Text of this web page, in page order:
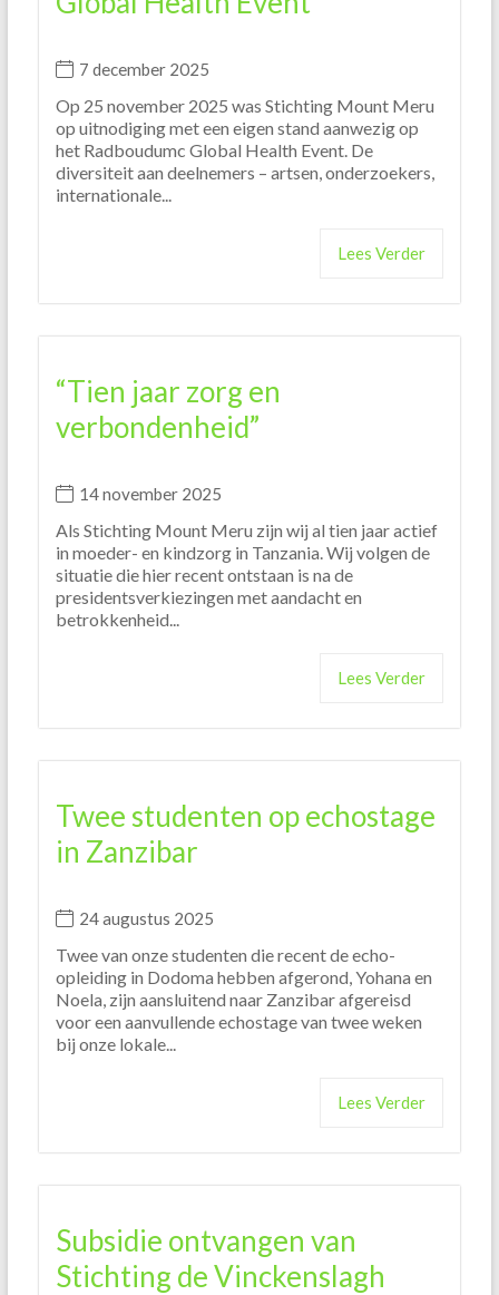
7 december 2025
Op 25 november 2025 was Stichting Mount Meru
op uitnodiging met een eigen stand aanwezig op
het Radboudumc Global Health Event. De
diversiteit aan deelnemers – artsen, onderzoekers,
internationale...
Lees Verder
“Tien jaar zorg en
verbondenheid”
14 november 2025
Als Stichting Mount Meru zijn wij al tien jaar actief
in moeder- en kindzorg in Tanzania. Wij volgen de
situatie die hier recent ontstaan is na de
presidentsverkiezingen met aandacht en
betrokkenheid...
Lees Verder
Twee studenten op echostage
in Zanzibar
24 augustus 2025
Twee van onze studenten die recent de echo-
opleiding in Dodoma hebben afgerond, Yohana en
Noela, zijn aansluitend naar Zanzibar afgereisd
voor een aanvullende echostage van twee weken
bij onze lokale...
Lees Verder
Subsidie ontvangen van
Stichting de Vinckenslagh